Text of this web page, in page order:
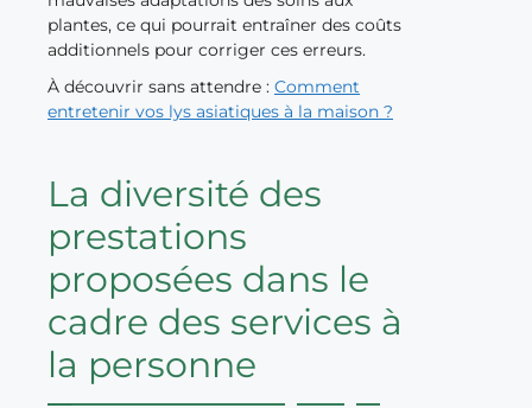
plantes, ce qui pourrait entraîner des coûts
additionnels pour corriger ces erreurs.
À découvrir sans attendre : Comment
entretenir vos lys asiatiques à la maison ?
La diversité des
prestations
proposées dans le
cadre des services à
la personne